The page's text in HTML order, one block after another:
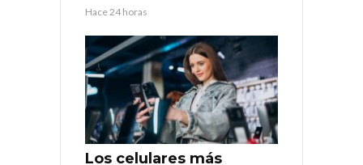
Hace 24 horas
Los celulares más